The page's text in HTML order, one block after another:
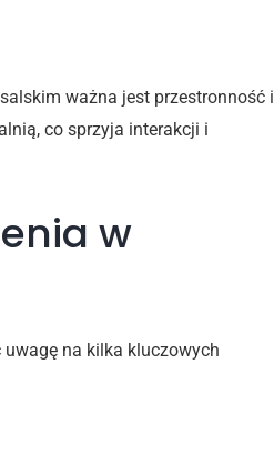
ważna jest przestronność i
co sprzyja interakcji i
w
na kilka kluczowych